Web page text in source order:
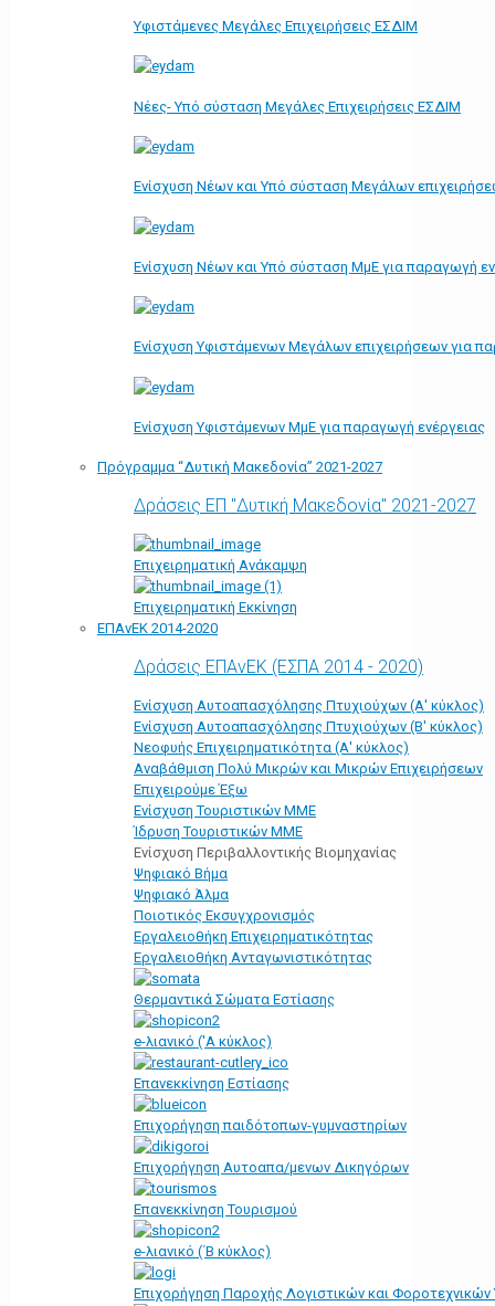
Υφιστάμενες Μεγάλες Επιχειρήσεις ΕΣΔΙΜ
Νέες- Υπό σύσταση Μεγάλες Επιχειρήσεις ΕΣΔΙΜ
Ενίσχυση Νέων και Υπό σύσταση Μεγάλων
Ενίσχυση Νέων και Υπό σύσταση ΜμΕ για παραγωγή
Ενίσχυση Υφιστάμενων Μεγάλων επιχειρήσεων για
Ενίσχυση Υφιστάμενων ΜμΕ για παραγωγή ενέργειας
Πρόγραμμα “Δυτική Μακεδονία” 2021-2027
Δράσεις ΕΠ "Δυτική Μακεδονία" 2021-2027
Επιχειρηματική Ανάκαμψη
Επιχειρηματική Εκκίνηση
ΕΠΑνΕΚ 2014-2020
Δράσεις ΕΠΑνΕΚ (ΕΣΠΑ 2014 - 2020)
Ενίσχυση Αυτοαπασχόλησης Πτυχιούχων (Α' κύκλος)
Ενίσχυση Αυτοαπασχόλησης Πτυχιούχων (Β' κύκλος)
Νεοφυής Επιχειρηματικότητα (Α' κύκλος)
Αναβάθμιση Πολύ Μικρών και Μικρών Επιχειρήσεων
Επιχειρούμε Έξω
Ενίσχυση Τουριστικών ΜΜΕ
Ίδρυση Τουριστικών ΜΜΕ
Ενίσχυση Περιβαλλοντικής Βιομηχανίας
Ψηφιακό Βήμα
Ψηφιακό Άλμα
Ποιοτικός Εκσυγχρονισμός
Εργαλειοθήκη Eπιχειρηματικότητας
Εργαλειοθήκη Ανταγωνιστικότητας
Θερμαντικά Σώματα Εστίασης
e-λιανικό ('Α κύκλος)
Επανεκκίνηση Εστίασης
Επιχορήγηση παιδότοπων-γυμναστηρίων
Επιχορήγηση Αυτοαπα/μενων Δικηγόρων
Επανεκκίνηση Τουρισμού
e-λιανικό (΄Β κύκλος)
Επιχορήγηση Παροχής Λογιστικών και